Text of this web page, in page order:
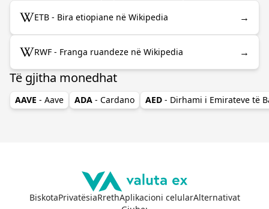
ETB - Bira etiopiane në Wikipedia →
RWF - Franga ruandeze në Wikipedia →
Të gjitha monedhat
AAVE - Aave ADA - Cardano AED - Dirhami i Emirateve të
BiskotaPrivatësiaRrethAplikacioni celularAlternativat